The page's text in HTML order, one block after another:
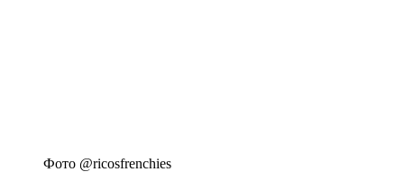
Фото @ricosfrenchies